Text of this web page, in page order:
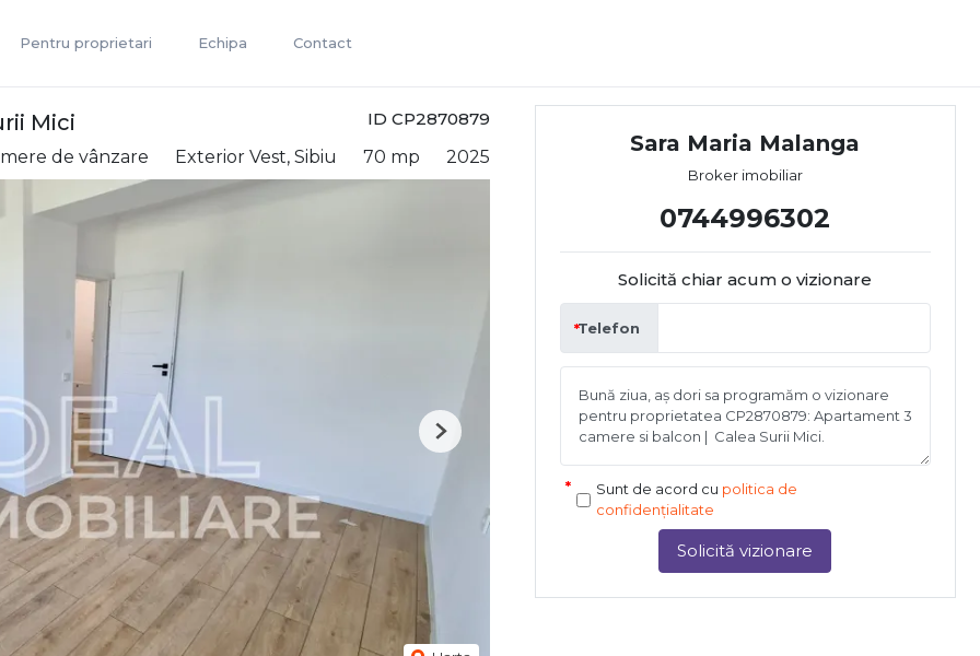
Pentru proprietari Echipa Contact
ID CP2870879
Mici
de vânzare Exterior Vest, Sibiu 70 mp 2025
Next
Sara Maria Malanga
Broker imobiliar
0744996302
Solicită chiar acum o vizionare
Telefon
Sunt de acord cu politica de
confidențialitate
Solicită vizionare